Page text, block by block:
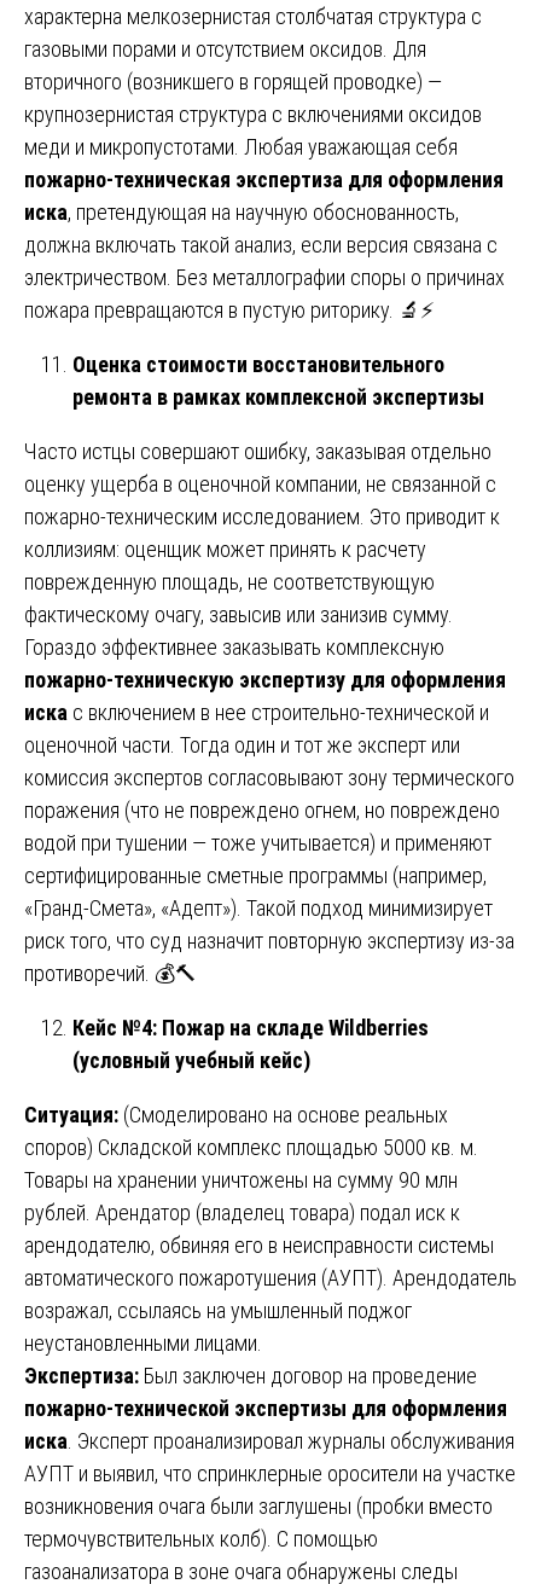
характерна мелкозернистая столбчатая структура с
газовыми порами и отсутствием оксидов. Для
вторичного (возникшего в горящей проводке) —
крупнозернистая структура с включениями оксидов
меди и микропустотами. Любая уважающая себя
пожарно-техническая экспертиза для оформления
иска, претендующая на научную обоснованность,
должна включать такой анализ, если версия связана с
электричеством. Без металлографии споры о причинах
пожара превращаются в пустую риторику. 🔬⚡
Оценка стоимости восстановительного
ремонта в рамках комплексной экспертизы
Часто истцы совершают ошибку, заказывая отдельно
оценку ущерба в оценочной компании, не связанной с
пожарно-техническим исследованием. Это приводит к
коллизиям: оценщик может принять к расчету
поврежденную площадь, не соответствующую
фактическому очагу, завысив или занизив сумму.
Гораздо эффективнее заказывать комплексную
пожарно-техническую экспертизу для оформления
иска с включением в нее строительно-технической и
оценочной части. Тогда один и тот же эксперт или
комиссия экспертов согласовывают зону термического
поражения (что не повреждено огнем, но повреждено
водой при тушении — тоже учитывается) и применяют
сертифицированные сметные программы (например,
«Гранд-Смета», «Адепт»). Такой подход минимизирует
риск того, что суд назначит повторную экспертизу из-за
противоречий. 💰🔨
Кейс №4: Пожар на складе Wildberries
(условный учебный кейс)
Ситуация: (Смоделировано на основе реальных
споров) Складской комплекс площадью 5000 кв. м.
Товары на хранении уничтожены на сумму 90 млн
рублей. Арендатор (владелец товара) подал иск к
арендодателю, обвиняя его в неисправности системы
автоматического пожаротушения (АУПТ). Арендодатель
возражал, ссылаясь на умышленный поджог
неустановленными лицами.
Экспертиза: Был заключен договор на проведение
пожарно-технической экспертизы для оформления
иска . Эксперт проанализировал журналы обслуживания
АУПТ и выявил, что спринклерные оросители на участке
возникновения очага были заглушены (пробки вместо
термочувствительных колб). С помощью
газоанализатора в зоне очага обнаружены следы